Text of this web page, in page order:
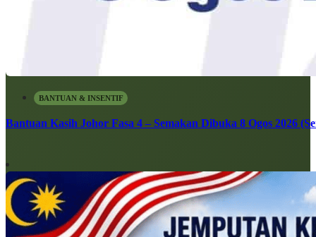
BANTUAN & INSENTIF
Bantuan Kasih Johor Fasa 4 – Semakan Dibuka 8 Ogos 2026